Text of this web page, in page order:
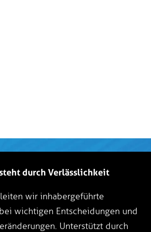
durch Verlässlichkeit
wir inhabergeführte
wichtigen Entscheidungen und
Unterstützt durch